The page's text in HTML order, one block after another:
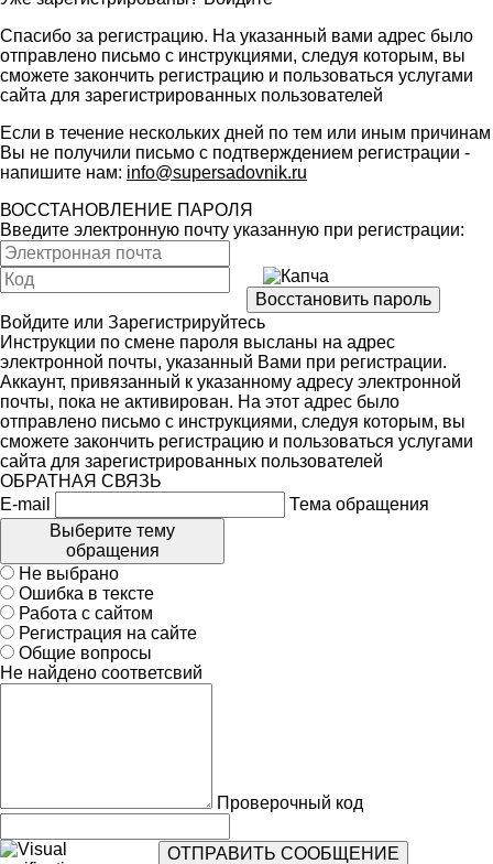
Спасибо за регистрацию. На указанный вами адрес было
отправлено письмо с инструкциями, следуя которым, вы
сможете закончить регистрацию и пользоваться услугами
сайта для зарегистрированных пользователей
Если в течение нескольких дней по тем или иным причинам
Вы не получили письмо с подтверждением регистрации -
напишите нам: info@supersadovnik.ru
ВОССТАНОВЛЕНИЕ ПАРОЛЯ
Введите электронную почту указанную при регистрации:
Войдите или Зарегистрируйтесь
Инструкции по смене пароля высланы на адрес
электронной почты, указанный Вами при регистрации.
Аккаунт, привязанный к указанному адресу электронной
почты, пока не активирован. На этот адрес было
отправлено письмо с инструкциями, следуя которым, вы
сможете закончить регистрацию и пользоваться услугами
сайта для зарегистрированных пользователей
ОБРАТНАЯ СВЯЗЬ
E-mail
Тема обращения
Выберите тему
обращения
Не выбрано
Ошибка в тексте
Работа с сайтом
Регистрация на сайте
Общие вопросы
Не найдено соответсвий
Проверочный код